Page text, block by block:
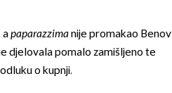
apaparazzimanije promakao Benov
djelovala pomalo zamišljeno te
o kupnji.